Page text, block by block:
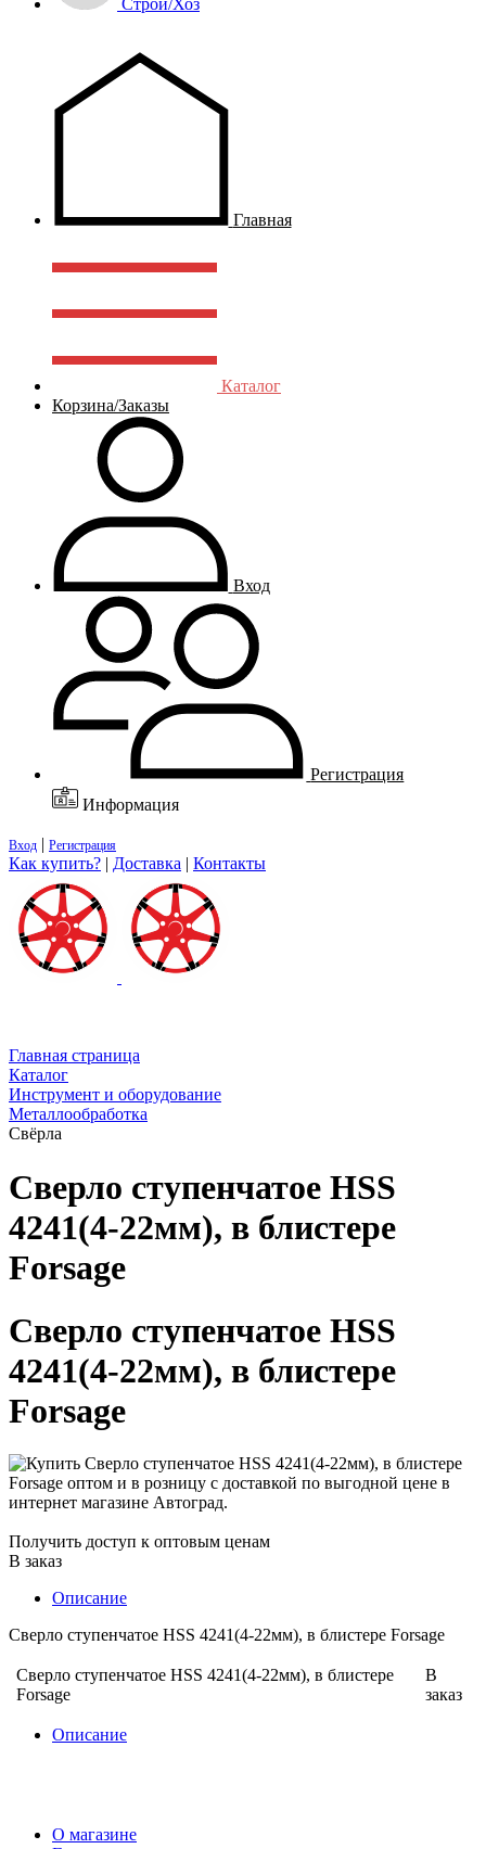
Строй/Хоз
Главная
Каталог
Корзина/Заказы
Вход
Регистрация
Информация
Вход | Регистрация
Как купить? | Доставка | Контакты
Главная страница
Каталог
Инструмент и оборудование
Металлообработка
Свёрла
Сверло ступенчатое HSS
4241(4-22мм), в блистере
Forsage
Сверло ступенчатое HSS
4241(4-22мм), в блистере
Forsage
Получить доступ к оптовым ценам
В заказ
Описание
Сверло ступенчатое HSS 4241(4-22мм), в блистере Forsage
Сверло ступенчатое HSS 4241(4-22мм), в блистере
Forsage
В
заказ
Описание
О магазине